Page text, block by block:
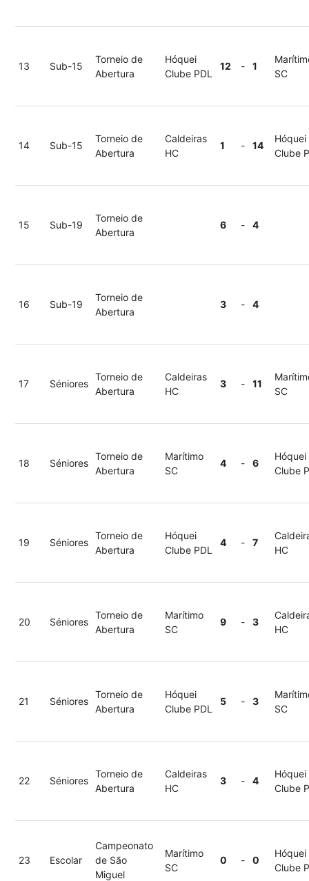
13 Sub-15
Torneio de
Abertura
Hóquei
Clube PDL
12 - 1
SC
14 Sub-15
Torneio de
Abertura
Caldeiras
HC
1 - 14
Hóquei
Clube
15 Sub-19
Torneio de
Abertura
6 - 4
16 Sub-19
Torneio de
Abertura
3 - 4
17 Séniores
Torneio de
Abertura
Caldeiras
HC
3 - 11
SC
18 Séniores
Torneio de
Abertura
Marítimo
SC
4 - 6
Hóquei
Clube
19 Séniores
Torneio de
Abertura
Hóquei
Clube PDL
4 - 7
HC
20 Séniores
Torneio de
Abertura
Marítimo
SC
9 - 3
HC
21 Séniores
Torneio de
Abertura
Hóquei
Clube PDL
5 - 3
SC
22 Séniores
Torneio de
Abertura
Caldeiras
HC
3 - 4
Hóquei
Clube
23 Escolar
Campeonato
de São
Miguel
Marítimo
SC
0 - 0
Hóquei
Clube